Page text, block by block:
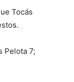
Tocás
Pelota 7;